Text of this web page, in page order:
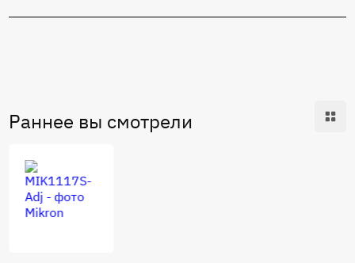
В серии
Аналоги зарубежных производителей:
AD7545
Номер ТУ:
Раннее вы смотрели